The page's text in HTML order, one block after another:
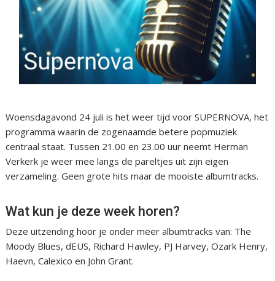
Woensdagavond 24 juli is het weer tijd voor SUPERNOVA, het
programma waarin de zogenaamde betere popmuziek
centraal staat. Tussen 21.00 en 23.00 uur neemt Herman
Verkerk je weer mee langs de pareltjes uit zijn eigen
verzameling. Geen grote hits maar de mooiste albumtracks.
Wat kun je deze week horen?
Deze uitzending hoor je onder meer albumtracks van: The
Moody Blues, dEUS, Richard Hawley, PJ Harvey, Ozark Henry,
Haevn, Calexico en John Grant.